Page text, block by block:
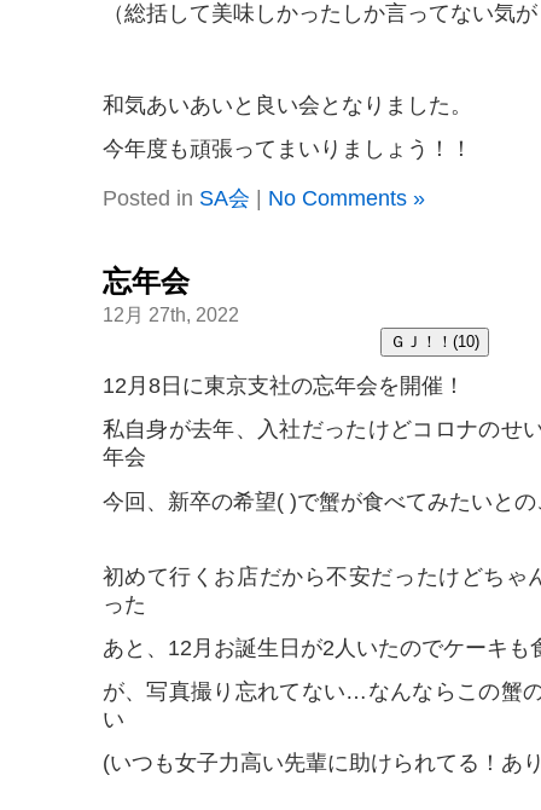
（総括して美味しかったしか言ってない気
和気あいあいと良い会となりました。
今年度も頑張ってまいりましょう！！
Posted in SA会 No Comments »
忘年会
12月 27th, 2022
12月8日に東京支社の忘年会を開催！
私自身が去年、入社だったけどコロナのせ
年会
今回、新卒の希望( )で蟹が食べてみたいと
初めて行くお店だから不安だったけどち
った
あと、12月お誕生日が2人いたのでケーキも
が、写真撮り忘れてない…なんならこの蟹
い
(いつも女子力高い先輩に助けられてる！あ